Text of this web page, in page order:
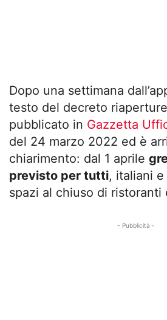
Dopo una settimana
testo del decreto
pubblicato in Gazzetta
del 24 marzo 2022 ed è
chiarimento: dal 1 aprile
previsto per tutti, italiani
spazi al chiuso di ristoranti
- Pubblicità -